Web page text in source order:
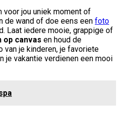
voor jou uniek moment of
de wand of doe eens een foto
Laat iedere mooie, grappige of
canvas en houd de
van je kinderen, je favoriete
je vakantie verdienen een mooi